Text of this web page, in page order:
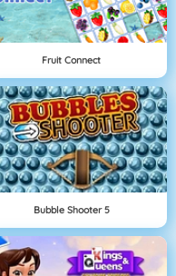
Fruit Connect
Bubble Shooter 5